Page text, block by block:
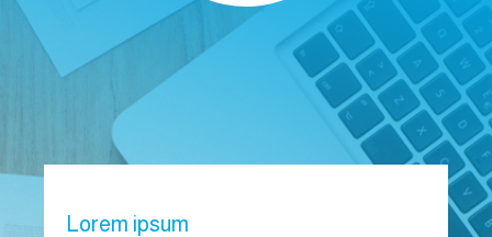
Lorem ipsum
Vestibulum iaculis fringilla odio
Lorem ipsum